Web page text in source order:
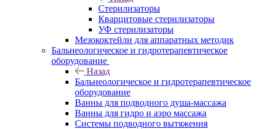
Стерилизаторы
Кварцитовые стерилизаторы
УФ стерилизаторы
Мезококтейли для аппаратных методик
Бальнеологическое и гидротерапевтическое
оборудование
Назад
Бальнеологическое и гидротерапевтическое
оборудование
Ванны для подводного душа-массажа
Ванны для гидро и аэро массажа
Системы подводного вытяжения